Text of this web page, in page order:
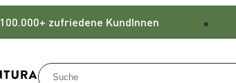
100.000+ zufriedene KundInnen